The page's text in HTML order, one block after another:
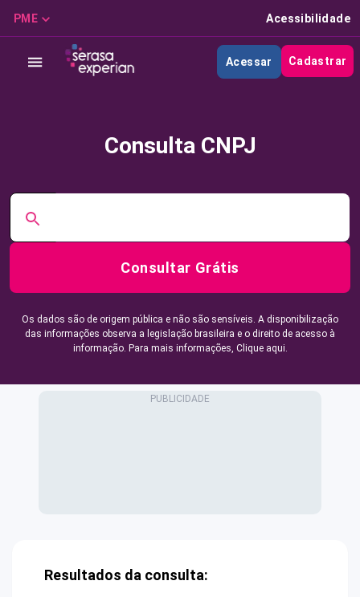
PME Acessibilidade
Acessar Cadastrar
Consulta CNPJ
Consultar Grátis
Os dados são de origem pública e não são sensíveis. A disponibilização
das informações observa a legislação brasileira e o direito de acesso à
informação. Para mais informações, Clique aqui.
Resultados da consulta: